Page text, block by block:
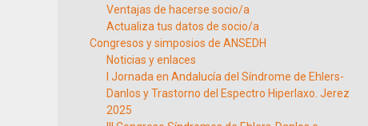
Ventajas de hacerse socio/a
Actualiza tus datos de socio/a
Congresos y simposios de ANSEDH
Noticias y enlaces
I Jornada en Andalucía del Síndrome de Ehlers-
Danlos y Trastorno del Espectro Hiperlaxo. Jerez
2025